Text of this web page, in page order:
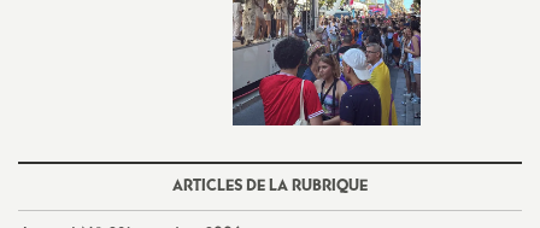
e
n
t
ARTICLES DE LA RUBRIQUE